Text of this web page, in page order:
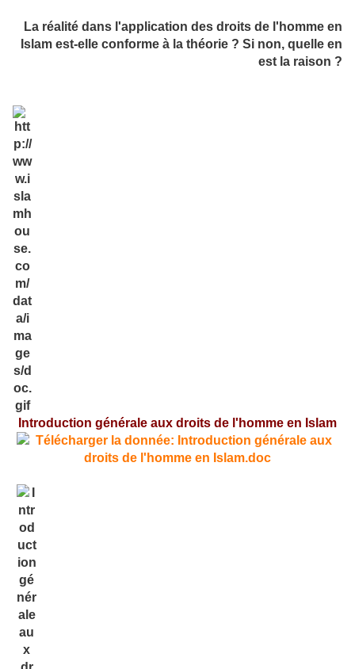
La réalité dans l'application des droits de l'homme en
Islam est-elle conforme à la théorie ? Si non, quelle en
est la raison ?
Introduction générale aux droits de l'homme en Islam